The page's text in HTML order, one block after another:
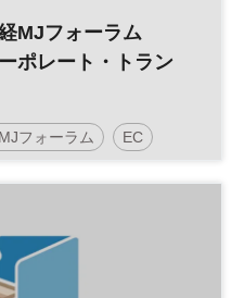
MJフォーラム
ポレート・トラン
フォーラム EC